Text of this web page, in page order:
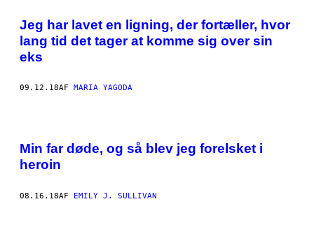
Jeg har lavet en ligning, der fortæller, hvor
lang tid det tager at komme sig over sin
eks
09.12.18AF MARIA YAGODA
Min far døde, og så blev jeg forelsket i
heroin
08.16.18AF EMILY J. SULLIVAN